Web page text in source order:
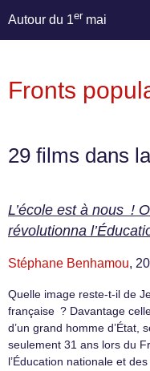
Autour du 1er mai
Fronts
29 films dans
L’école est à nous !
révolutionna
Stéphane Benhamou,
Quelle image reste-t-il de
française ? Davantage
d’un grand homme
seulement 31 ans lors du
l’Éducation nationale et